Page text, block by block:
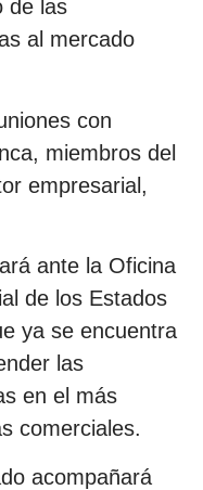
de las
al mercado
con
miembros del
empresarial,
ante la Oficina
de los Estados
ya se encuentra
las
en el más
comerciales.
acompañará